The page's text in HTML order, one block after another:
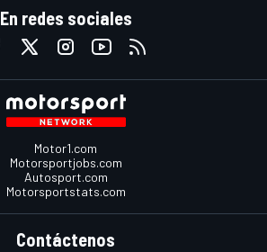
En redes sociales
Motor1.com
Motorsportjobs.com
Autosport.com
Motorsportstats.com
Contáctenos